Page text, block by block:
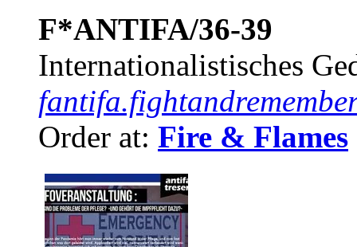
F*ANTIFA/36-39
Internationalistisches
Order at: Fire & Flames